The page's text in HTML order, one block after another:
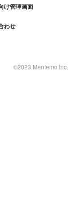
け管理画面
わせ
©2023 Mentemo Inc.